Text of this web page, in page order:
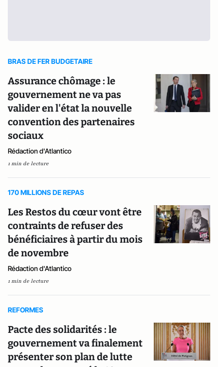
BRAS DE FER BUDGETAIRE
Assurance chômage : le
gouvernement ne va pas
valider en l'état la nouvelle
convention des partenaires
sociaux
Rédaction d'Atlantico
1 min de lecture
170 MILLIONS DE REPAS
Les Restos du cœur vont être
contraints de refuser des
bénéficiaires à partir du mois
de novembre
Rédaction d'Atlantico
1 min de lecture
REFORMES
Pacte des solidarités : le
gouvernement va finalement
présenter son plan de lutte